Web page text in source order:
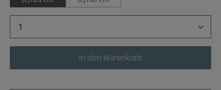
Produkt Anzahl: Gib den gewünschten
In den Warenkorb